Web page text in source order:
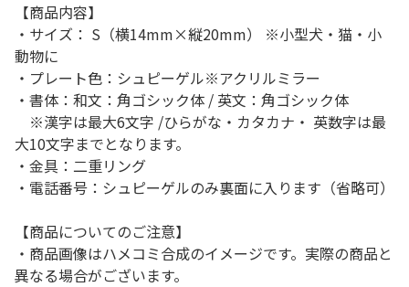
【商品内容】
・サイズ： S（横14mm×縦20mm） ※小型犬・猫・小
動物に
・プレート色：シュピーゲル※アクリルミラー
・書体：和文：角ゴシック体 / 英文：角ゴシック体
※漢字は最大6文字 /ひらがな・カタカナ・ 英数字は最
大10文字までとなります。
・金具：二重リング
・電話番号：シュピーゲルのみ裏面に入ります（省略可）
【商品についてのご注意】
・商品画像はハメコミ合成のイメージです。実際の商品と
異なる場合がございます。